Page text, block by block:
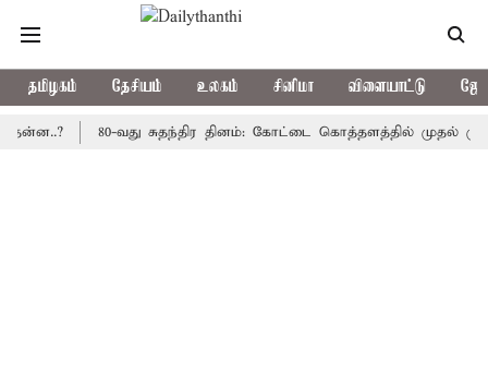
தமிழகம் தேசியம் உலகம் சினிமா விளையாட்டு
80-வது சுதந்திர தினம்: கோட்டை கொத்தளத்தில் முதல் முறையாக